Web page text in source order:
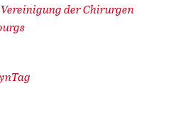
der Chirurgen